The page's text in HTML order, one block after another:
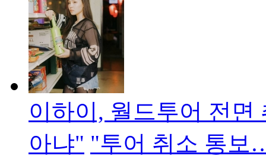
이하이, 월드투어 전
아냐" "투어 취소 통보